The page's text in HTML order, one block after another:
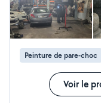
Peinture de pare-choc
Voir le